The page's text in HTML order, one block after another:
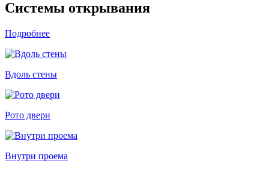
Системы открывания
Подробнее
Вдоль стены
Рото двери
Внутри проема